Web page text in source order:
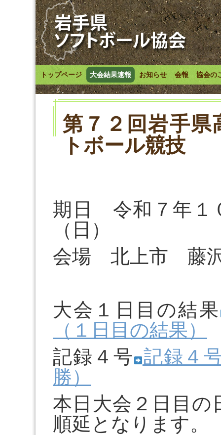
トップページ 大会結果速報 お知らせ 会報 協会の
第７２回岩手
トボール競技
期日 令和７年１
（日）
会場 北上市 藤
大会１日目の結果
（１日目の結果）
記録４号 記録４
勝）
本日大会２日目の
順延となります。